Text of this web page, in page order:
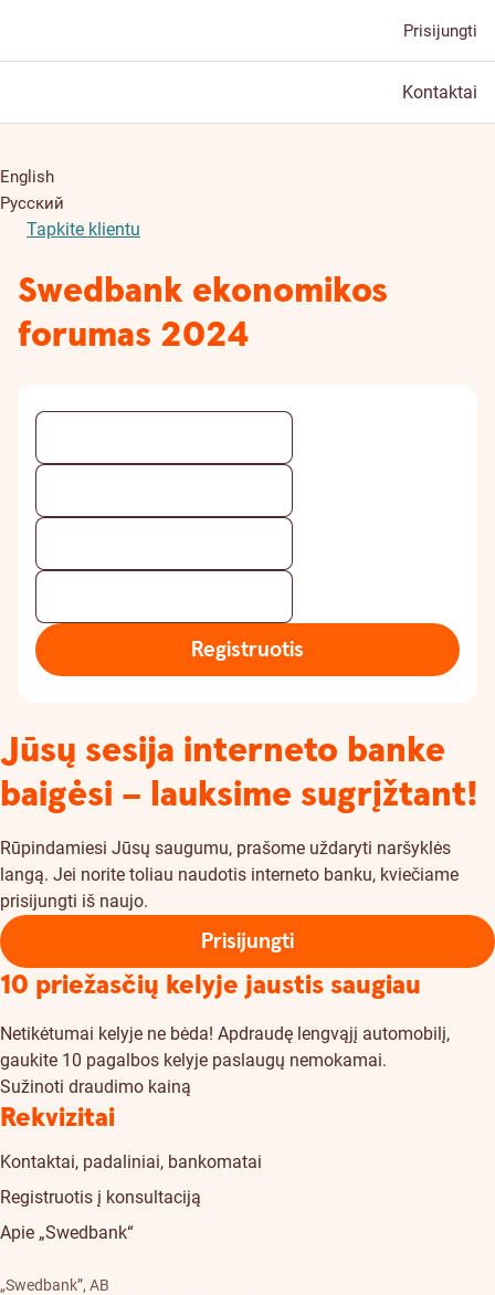
Prisijungti
Kontaktai
English
Русский
Tapkite klientu
Swedbank ekonomikos
forumas 2024
Registruotis
Jūsų sesija interneto banke
baigėsi – lauksime sugrįžtant!
Rūpindamiesi Jūsų saugumu, prašome uždaryti naršyklės
langą. Jei norite toliau naudotis interneto banku, kviečiame
prisijungti iš naujo.
Prisijungti
10 priežasčių kelyje jaustis saugiau
Netikėtumai kelyje ne bėda! Apdraudę lengvąjį automobilį,
gaukite 10 pagalbos kelyje paslaugų nemokamai.
Sužinoti draudimo kainą
Rekvizitai
Kontaktai, padaliniai, bankomatai
Registruotis į konsultaciją
Apie „Swedbank“
„Swedbank”, AB